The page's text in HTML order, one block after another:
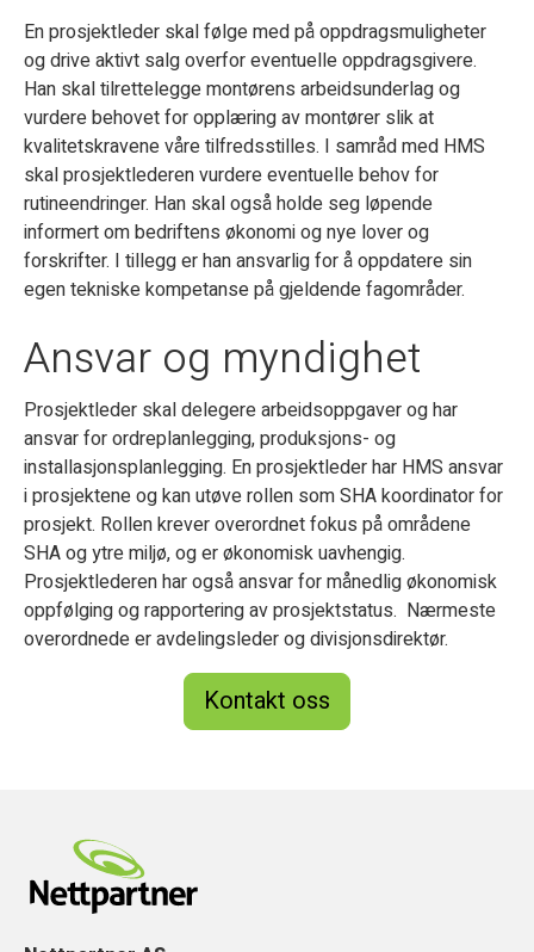
En prosjektleder skal følge med på oppdragsmuligheter
og drive aktivt salg overfor eventuelle oppdragsgivere.
Han skal tilrettelegge montørens arbeidsunderlag og
vurdere behovet for opplæring av montører slik at
kvalitetskravene våre tilfredsstilles. I samråd med HMS
skal prosjektlederen vurdere eventuelle behov for
rutineendringer. Han skal også holde seg løpende
informert om bedriftens økonomi og nye lover og
forskrifter. I tillegg er han ansvarlig for å oppdatere sin
egen tekniske kompetanse på gjeldende fagområder.
Ansvar og myndighet
Prosjektleder skal delegere arbeidsoppgaver og har
ansvar for ordreplanlegging, produksjons- og
installasjonsplanlegging. En prosjektleder har HMS ansvar
i prosjektene og kan utøve rollen som SHA koordinator for
prosjekt. Rollen krever overordnet fokus på områdene
SHA og ytre miljø, og er økonomisk uavhengig.
Prosjektlederen har også ansvar for månedlig økonomisk
oppfølging og rapportering av prosjektstatus. Nærmeste
overordnede er avdelingsleder og divisjonsdirektør.
Kontakt oss